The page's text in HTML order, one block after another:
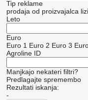
Tip reklame
prodaja od proizvajalca
Leto
Euro
Euro 1 Euro 2 Euro 3
Agroline ID
Manjkajo nekateri filtri?
Predlagajte spremembo
Rezultati iskanja:
-